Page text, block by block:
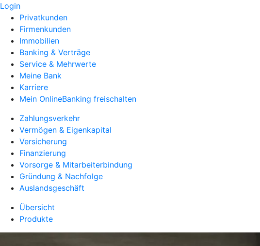
Login
Privatkunden
Firmenkunden
Immobilien
Banking & Verträge
Service & Mehrwerte
Meine Bank
Karriere
Mein OnlineBanking freischalten
Zahlungsverkehr
Vermögen & Eigenkapital
Versicherung
Finanzierung
Vorsorge & Mitarbeiterbindung
Gründung & Nachfolge
Auslandsgeschäft
Übersicht
Produkte